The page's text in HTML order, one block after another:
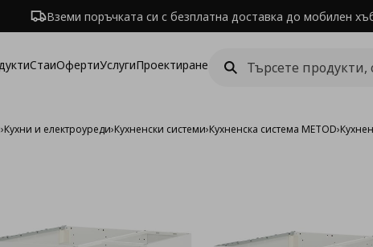
Вземи поръчката си с безплатна доставка до мобилен
СтаиОфертиУслугиПроектиране
›Кухни и електроуреди›Кухненски системи›Кухненска система METOD›